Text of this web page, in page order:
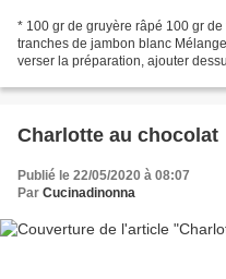
* 100 gr de gruyère râpé 100 gr
tranches de jambon blanc
verser la préparation, ajouter
Charlotte au chocolat
Publié le 22/05/2020 à 08:07
Par Cucinadinonna